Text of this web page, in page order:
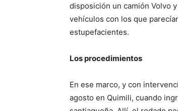
disposición un camión Volvo
vehículos con los que
estupefacientes.
Los procedimientos
En ese marco, y con
agosto en Quimili, cuando